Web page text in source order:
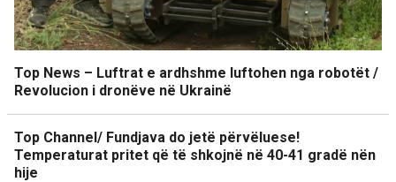
Top News – Luftrat e ardhshme luftohen nga robotët /
Revolucion i dronëve në Ukrainë
Top Channel/ Fundjava do jetë përvëluese!
Temperaturat pritet që të shkojnë në 40-41 gradë nën
hije